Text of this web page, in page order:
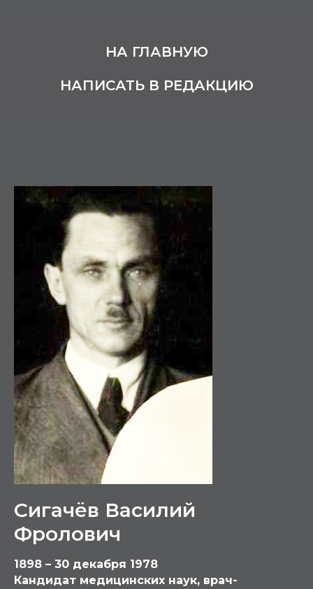
НА ГЛАВНУЮ
НАПИСАТЬ В РЕДАКЦИЮ
Сигачёв Василий
Фролович
1898 – 30 декабря 1978
Кандидат медицинских наук, врач-